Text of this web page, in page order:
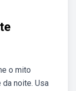
o mito
da noite. Usa